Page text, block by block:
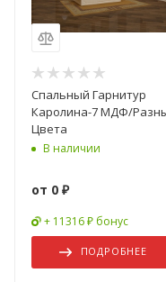
Спальный Гарнитур
Каролина-7 МДФ/
Цвета
В наличии
от 0 ₽
+ 11316 ₽ бонус
ПОДРОБНЕЕ